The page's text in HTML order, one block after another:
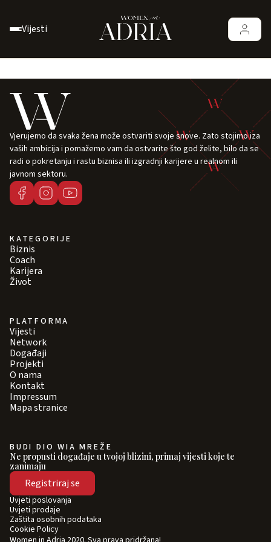
Vijesti
Vjerujemo da svaka žena može ostvariti svoje snove. Zato stojimo iza
vaših ambicija i pomažemo vam da ostvarite što god želite, bilo da se
radi o pokretanju i rastu biznisa ili izgradnji karijere u realnom ili
javnom sektoru.
KATEGORIJE
Biznis
Coach
Karijera
Život
PLATFORMA
Vijesti
Network
Događaji
Projekti
O nama
Kontakt
Impressum
Mapa stranice
BUDI DIO WIA MREŽE
Ne propusti događaje u tvojoj blizini, primaj vijesti koje te
zanimaju
Registriraj se
Uvjeti poslovanja
Uvjeti prodaje
Zaštita osobnih podataka
Cookie Policy